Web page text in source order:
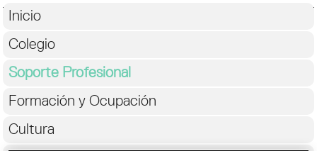
Inicio
Colegio
Soporte Profesional
Formación y Ocupación
Cultura